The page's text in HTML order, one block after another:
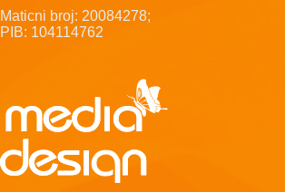
Maticni broj: 20084278;
PIB: 104114762